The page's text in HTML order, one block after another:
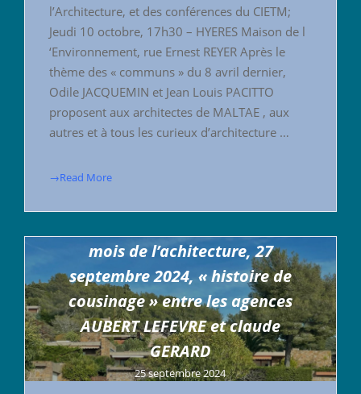
l’Architecture, et des conférences du CIETM;
Jeudi 10 octobre, 17h30 – HYERES Maison de l
‘Environnement, rue Ernest REYER Après le
thème des « communs » du 8 avril dernier,
Odile JACQUEMIN et Jean Louis PACITTO
proposent aux architectes de MALTAE , aux
autres et à tous les curieux d’architecture …
→Read More
mois de l’achitecture, 27
septembre 2024, « histoire de
cousinage » entre les agences
AUBERT LEFEVRE et claude
GERARD
25 septembre 2024